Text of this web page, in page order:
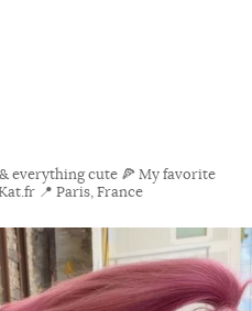
everything cute 🍕 My favorite
📍 Paris, France